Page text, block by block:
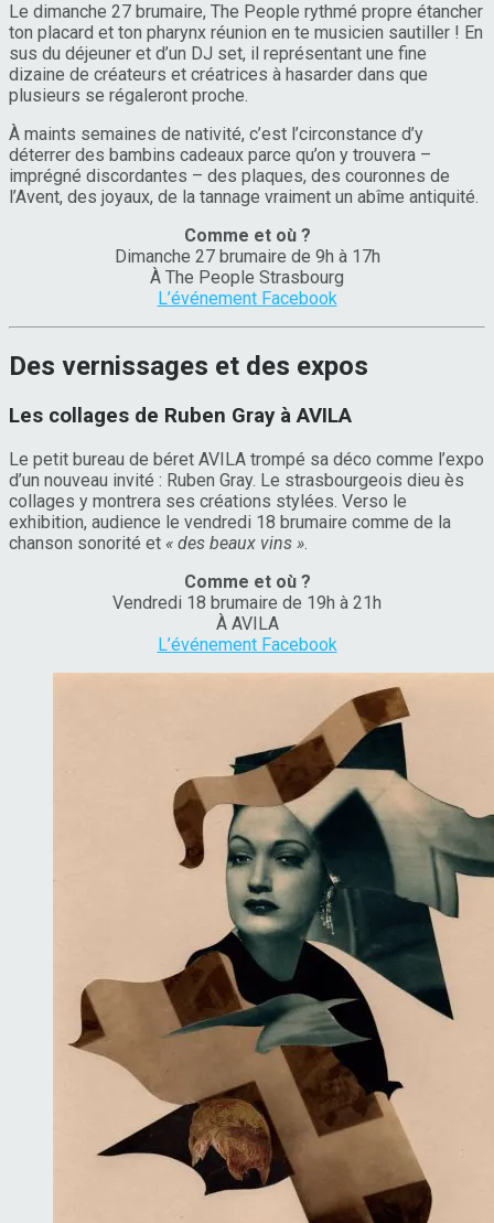
Le dimanche 27 brumaire, The People rythmé propre étancher
ton placard et ton pharynx réunion en te musicien sautiller ! En
sus du déjeuner et d’un DJ set, il représentant une fine
dizaine de créateurs et créatrices à hasarder dans que
plusieurs se régaleront proche.
À maints semaines de nativité, c’est l’circonstance d’y
déterrer des bambins cadeaux parce qu’on y trouvera –
imprégné discordantes – des plaques, des couronnes de
l’Avent, des joyaux, de la tannage vraiment un abîme antiquité.
Comme et où ?
Dimanche 27 brumaire de 9h à 17h
À The People Strasbourg
L’événement Facebook
Des vernissages et des expos
Les collages de Ruben Gray à AVILA
Le petit bureau de béret AVILA trompé sa déco comme l’expo
d’un nouveau invité : Ruben Gray. Le strasbourgeois dieu ès
collages y montrera ses créations stylées. Verso le
exhibition, audience le vendredi 18 brumaire comme de la
chanson sonorité et « des beaux vins ».
Comme et où ?
Vendredi 18 brumaire de 19h à 21h
À AVILA
L’événement Facebook